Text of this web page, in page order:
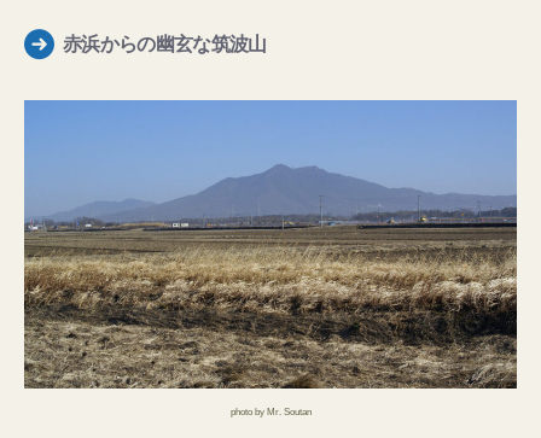
赤浜からの幽玄な筑波山
photo by Mr. Soutan